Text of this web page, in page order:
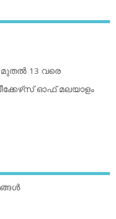
13 വരെ
ഓഫ് മലയാളം